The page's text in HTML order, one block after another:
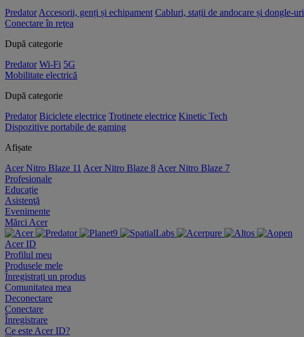
Predator Accesorii, genți și echipament Cabluri, stații de andocare și dongle-uri
Conectare în reţea
După categorie
Predator Wi-Fi 5G
Mobilitate electrică
După categorie
Predator Biciclete electrice Trotinete electrice Kinetic Tech
Dispozitive portabile de gaming
Afișate
Acer Nitro Blaze 11 Acer Nitro Blaze 8 Acer Nitro Blaze 7
Profesionale
Educație
Asistenţă
Evenimente
Mărci Acer
Acer ID
Profilul meu
Produsele mele
Înregistrați un produs
Comunitatea mea
Deconectare
Conectare
Înregistrare
Ce este Acer ID?